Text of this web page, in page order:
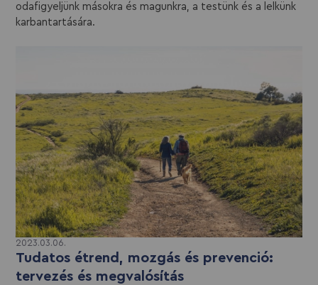
odafigyeljünk másokra és magunkra, a testünk és a lelkünk
karbantartására.
2023.03.06.
Tudatos étrend, mozgás és prevenció:
tervezés és megvalósítás